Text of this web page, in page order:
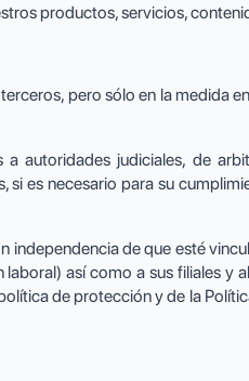
productos, servicios,
pero sólo en la medida
autoridades judiciales, de
es necesario para su
independencia de que esté
así como a sus filiales y
de protección y de la